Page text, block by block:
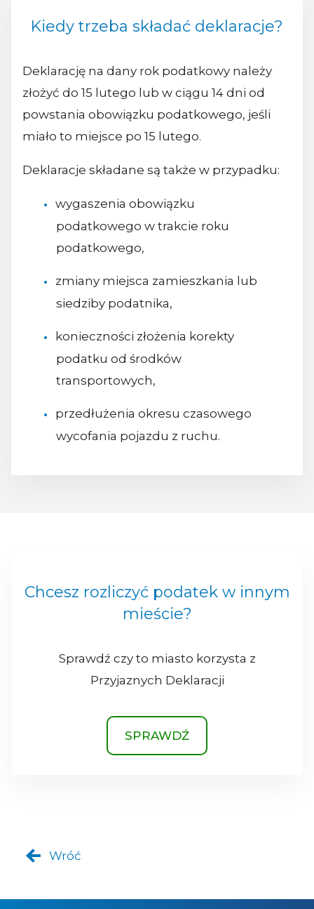
Kiedy trzeba składać deklaracje?
Deklarację na dany rok podatkowy należy
złożyć do 15 lutego lub w ciągu 14 dni od
powstania obowiązku podatkowego, jeśli
miało to miejsce po 15 lutego.
Deklaracje składane są także w przypadku:
wygaszenia obowiązku
podatkowego w trakcie roku
podatkowego,
zmiany miejsca zamieszkania lub
siedziby podatnika,
konieczności złożenia korekty
podatku od środków
transportowych,
przedłużenia okresu czasowego
wycofania pojazdu z ruchu.
Chcesz rozliczyć podatek w innym
mieście?
Sprawdź czy to miasto korzysta z
Przyjaznych Deklaracji
SPRAWDŹ
Wróć